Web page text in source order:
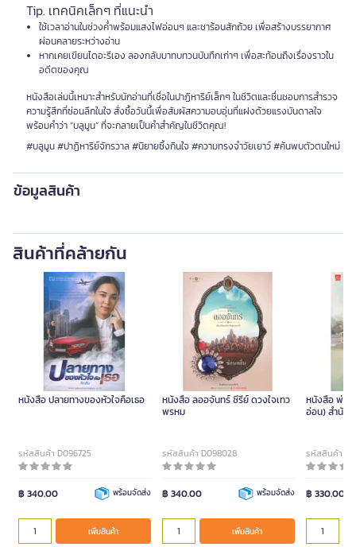
Tip. เทคนิคเล็กๆ ที่แนะนำ
ใช้เวลาอ่านในช่วงค่ำพร้อมแสงไฟอ่อนๆ และชาร้อนสักถ้วย เพื่อสร้างบรรยากาศ
ผ่อนคลายระหว่างอ่าน
หากเคยเขียนไดอะรีเอง ลองกลับมาทบทวนบันทึกเก่าๆ เพื่อสะท้อนถึงเรื่องราวใน
อดีตของคุณ
หนังสือเล่มนี้เหมาะสำหรับนักอ่านที่เชื่อในปาฏิหาริย์เล็กๆ ในชีวิตและชื่นชอบการสำรวจ
ความรู้สึกที่ซ่อนลึกในใจ สั่งซื้อวันนี้เพื่อสัมผัสความอบอุ่นที่แฝงด้วยแรงบันดาลใจ
พร้อมคำว่า “บลูมูน” ที่จะกลายเป็นคำสำคัญในชีวิตคุณ!
#บลูมูน #ปาฏิหาริย์จักรวาล #นิยายซึ้งกินใจ #ความทรงจำวัยเยาว์ #ค้นพบตัวตนใหม่
ข้อมูลสินค้า
สินค้าที่คล้ายกัน
หนังสือ ปลายทางของหัวใจคือเธอ
รหัสสินค้า D096725
฿ 340.00 พร้อมจัดส่ง
เพิ่มสินค้า
หนังสือ ลออจันทร์ ซีรีย์ ดวงใจเทว
พรหม
รหัสสินค้า D098028
฿ 340.00 พร้อมจัดส่ง
เพิ่มสินค้า
หนังสือ พ่อข
อ่อน) สำนัก
รหัสสินค้า
฿ 330.00